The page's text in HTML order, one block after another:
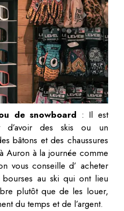
de snowboard : Il est
d’avoir des skis ou un
bâtons et des chaussures
Auron à la journée comme
vous conseille d’ acheter
au ski qui ont lieu
plutôt que de les louer,
du temps et de l’argent.